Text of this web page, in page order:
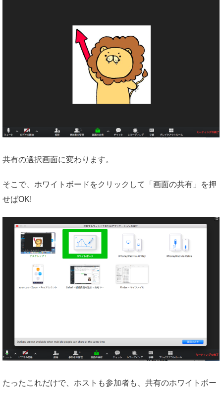
共有の選択画面に変わります。
そこで、ホワイトボードをクリックして「画面の共有」を押
せばOK!
たったこれだけで、ホストも参加者も、共有のホワイトボー